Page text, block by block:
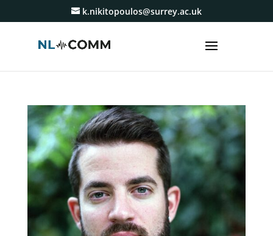
k.nikitopoulos@surrey.ac.uk